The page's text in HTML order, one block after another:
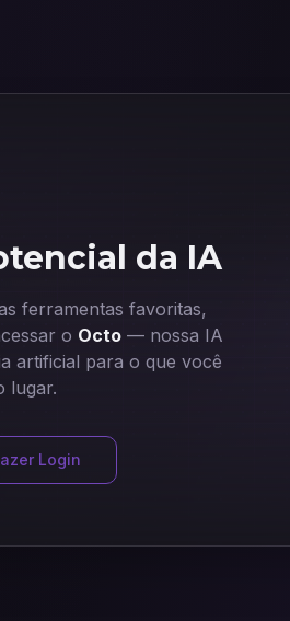
da IA
ferramentas favoritas,
o Octo — nossa IA
artificial para o que você
lugar.
Login